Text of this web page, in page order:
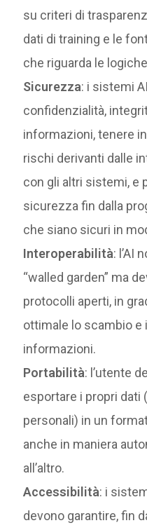
su criteri di
dati di training e le
che riguarda le
Sicurezza: i sistemi
confidenzialità,
informazioni, tenere
rischi derivanti dalle
con gli altri sistemi, e
sicurezza fin dalla
che siano sicuri in
Interoperabilità: l’AI
“walled garden” ma
protocolli aperti, in
ottimale lo scambio e
informazioni.
Portabilità: l’utente
esportare i propri dati
personali) in un
anche in maniera
all’altro.
Accessibilità: i
devono garantire, fin